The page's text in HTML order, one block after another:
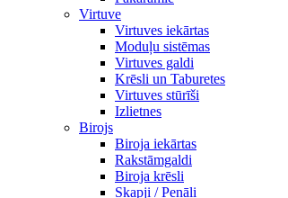
Virtuve
Virtuves iekārtas
Moduļu sistēmas
Virtuves galdi
Krēsli un Taburetes
Virtuves stūrīši
Izlietnes
Birojs
Biroja iekārtas
Rakstāmgaldi
Biroja krēsli
Skapji / Penāli